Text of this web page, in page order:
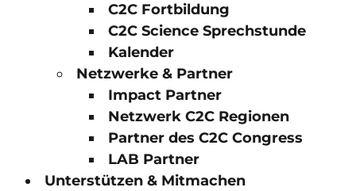
C2C Fortbildung
C2C Science Sprechstunde
Kalender
Netzwerke & Partner
Impact Partner
Netzwerk C2C Regionen
Partner des C2C Congress
LAB Partner
Unterstützen & Mitmachen